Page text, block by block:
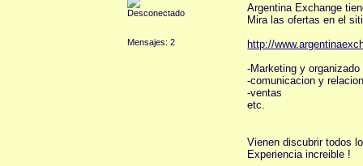
Desconectado
Mensajes: 2
Argentina Exchange
Mira las ofertas en el
http://
-Marketing y
-comunicacion y
-ventas
etc.
Vienen discubrir todos
Experiencia increible !